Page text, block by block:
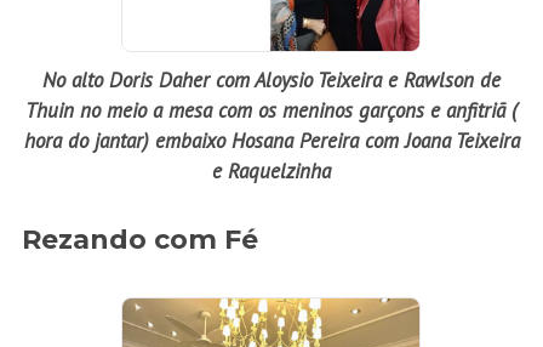
No alto Doris Daher com Aloysio Teixeira e Rawlson de
Thuin no meio a mesa com os meninos garçons e anfitriã (
hora do jantar) embaixo Hosana Pereira com Joana Teixeira
e Raquelzinha
Rezando com Fé